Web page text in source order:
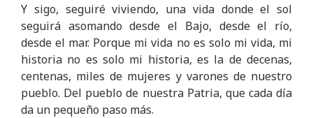
Y sigo, seguiré viviendo, una vida donde el sol
seguirá asomando desde el Bajo, desde el río,
desde el mar. Porque mi vida no es solo mi vida, mi
historia no es solo mi historia, es la de decenas,
centenas, miles de mujeres y varones de nuestro
pueblo. Del pueblo de nuestra Patria, que cada día
da un pequeño paso más.